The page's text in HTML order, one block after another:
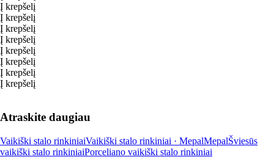
Į krepšelį
Į krepšelį
Į krepšelį
Į krepšelį
Į krepšelį
Į krepšelį
Į krepšelį
Į krepšelį
Atraskite daugiau
Vaikiški stalo rinkiniaiVaikiški stalo rinkiniai · MepalMepalŠviesūs
vaikiški stalo rinkiniaiPorceliano vaikiški stalo rinkiniai